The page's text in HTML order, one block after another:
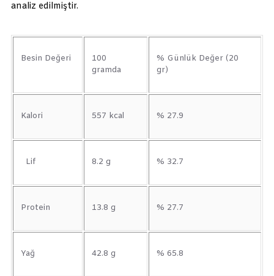
analiz edilmiştir.
Besin Değeri
100
gramda
% Günlük Değer (20
gr)
Kalori 557 kcal % 27.9
Lif 8.2 g % 32.7
Protein 13.8 g % 27.7
Yağ 42.8 g % 65.8